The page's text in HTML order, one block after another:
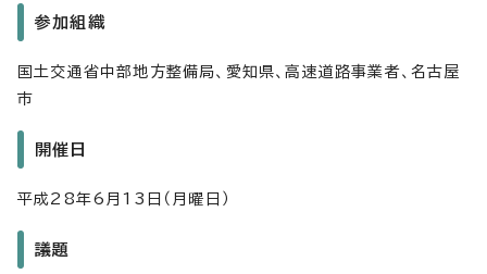
参加組織
国土交通省中部地方整備局、愛知県、高速道路事業者、名古屋
市
開催日
平成28年6月13日（月曜日）
議題